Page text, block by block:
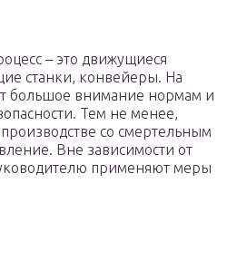
– это движущиеся
станки, конвейеры. На
большое внимание нормам и
Тем не менее,
со смертельным
Вне зависимости от
применяют меры